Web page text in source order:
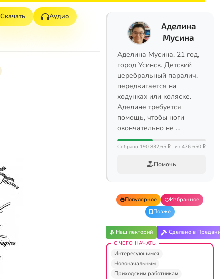
Скачать Аудио
Аделина
Мусина
Аделина Мусина, 21 год,
город Усинск. Детский
церебральный паралич,
передвигается на
ходунках или коляске.
Аделине требуется
помощь, чтобы ноги
окончательно не …
Собрано 190 832,65 ₽ из 476 650 ₽
Помочь
Популярное
Избранное
Позже
Наш лекторий Сделано в
С ЧЕГО НАЧАТЬ
Интересующимся
Новоначальным
Приходским работникам